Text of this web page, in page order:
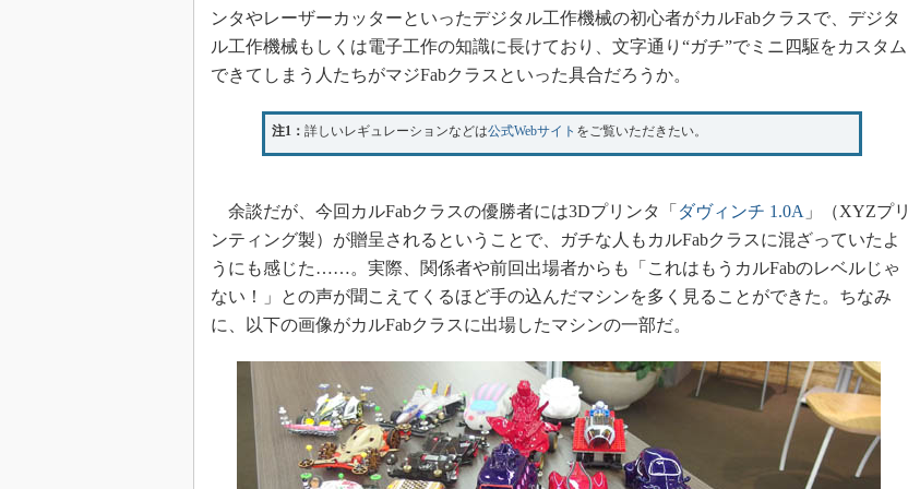
ンタやレーザーカッターといったデジタル工作機械の初心者がカルFabクラスで、デジタ
ル工作機械もしくは電子工作の知識に長けており、文字通り“ガチ”でミニ四駆をカスタム
できてしまう人たちがマジFabクラスといった具合だろうか。
注1： 詳しいレギュレーションなどは公式Webサイト をご覧いただきたい。
余談だが、今回カルFabクラスの優勝者には3Dプリンタ「 ダヴィンチ 1.0A 」（XYZプリ
ンティング製）が贈呈されるということで、ガチな人もカルFabクラスに混ざっていたよ
うにも感じた……。実際、関係者や前回出場者からも「これはもうカルFabのレベルじゃ
ない！」との声が聞こえてくるほど手の込んだマシンを多く見ることができた。ちなみ
に、以下の画像がカルFabクラスに出場したマシンの一部だ。